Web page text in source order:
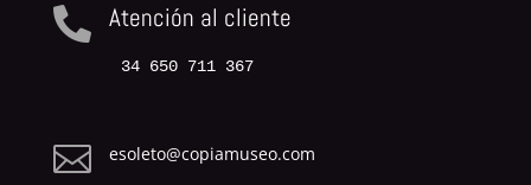
 Atención al cliente
34 650 711 367

esoleto@copiamuseo.com